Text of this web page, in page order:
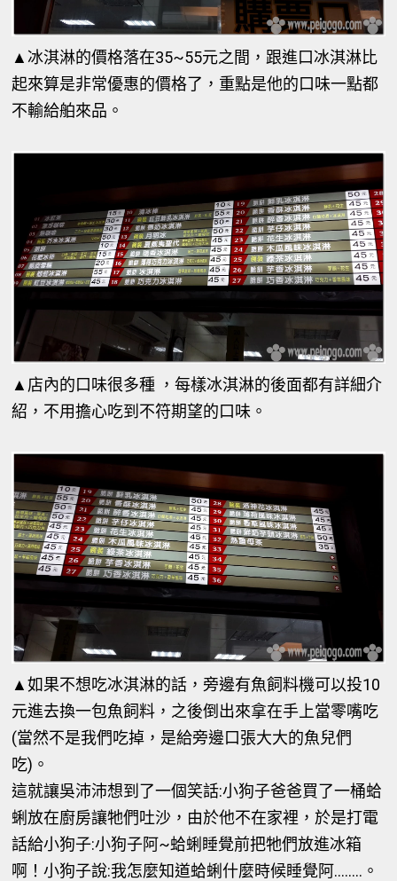
▲ 冰淇淋的價格落在35~55元之間，跟進口冰淇淋比
起來算是非常優惠的價格了，重點是他的口味一點都
不輸給舶來品。
▲ 店內的口味很多種 ，每樣冰淇淋的後面都有詳細介
紹，不用擔心吃到不符期望的口味。
▲如果不想吃冰淇淋的話，旁邊有魚飼料機可以投10
元進去換一包魚飼料，之後倒出來拿在手上當零嘴吃
(當然不是我們吃掉，是給旁邊口張大大的魚兒們
吃)。
這就讓吳沛沛想到了一個笑話:小狗子爸爸買了一桶蛤
蜊放在廚房讓牠們吐沙，由於他不在家裡，於是打電
話給小狗子:小狗子阿~蛤蜊睡覺前把牠們放進冰箱
啊！小狗子說:我怎麼知道蛤蜊什麼時候睡覺阿........。